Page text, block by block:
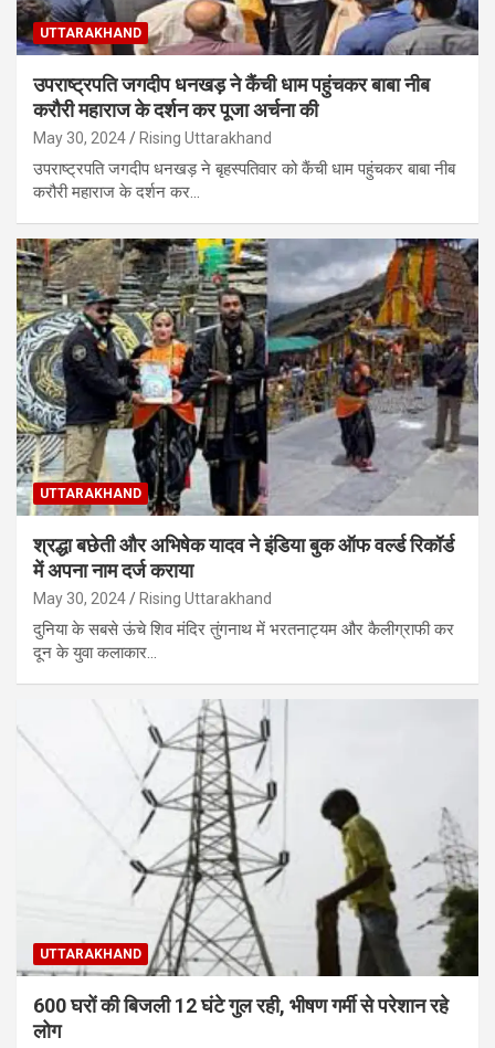
UTTARAKHAND
उपराष्ट्रपति जगदीप धनखड़ ने कैंची धाम पहुंचकर बाबा नीब
करौरी महाराज के दर्शन कर पूजा अर्चना की
May 30, 2024 Rising Uttarakhand
उपराष्ट्रपति जगदीप धनखड़ ने बृहस्पतिवार को कैंची धाम पहुंचकर बाबा नीब
करौरी महाराज के दर्शन कर…
UTTARAKHAND
श्रद्धा बछेती और अभिषेक यादव ने इंडिया बुक ऑफ वर्ल्ड रिकॉर्ड
में अपना नाम दर्ज कराया
May 30, 2024 Rising Uttarakhand
दुनिया के सबसे ऊंचे शिव मंदिर तुंगनाथ में भरतनाट्यम और कैलीग्राफी कर
दून के युवा कलाकार…
UTTARAKHAND
600 घरों की बिजली 12 घंटे गुल रही, भीषण गर्मी से परेशान रहे
लोग